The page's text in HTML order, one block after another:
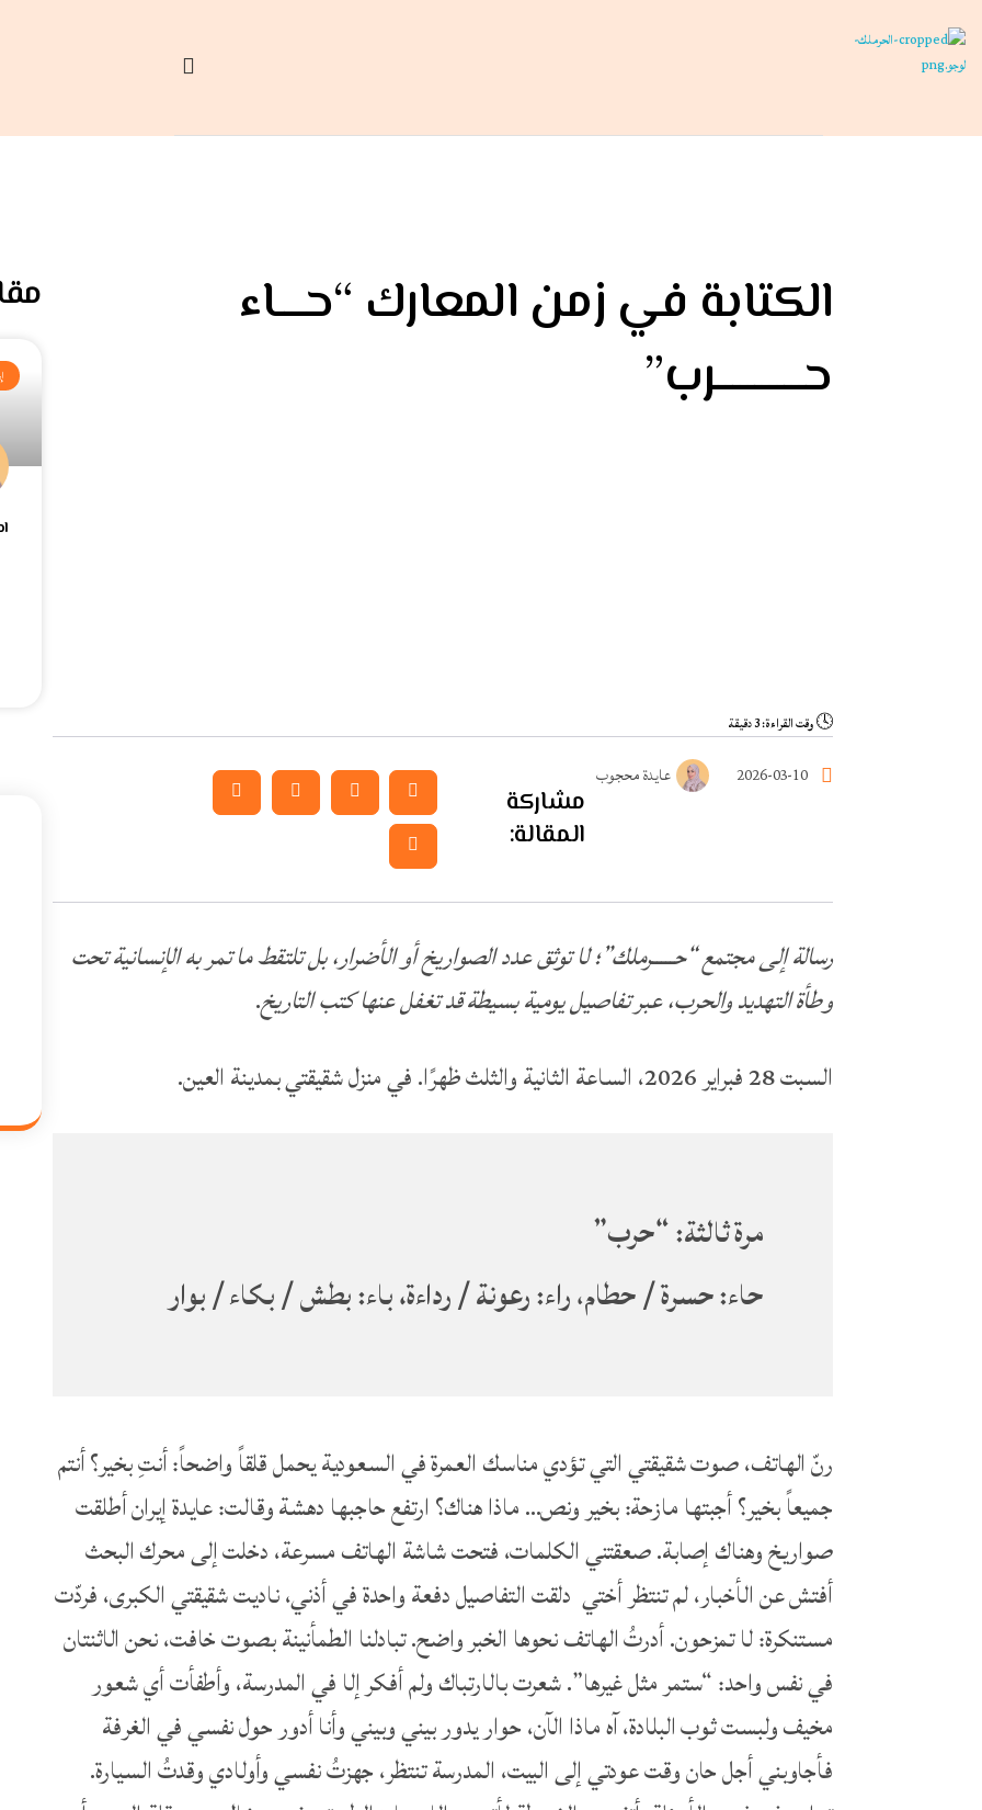
الكتابة في زمن المعارك “حــــاء
حــــــــــــرب”
🕓وقت القراءة: 3 دقيقة
2026-03-10 عايدة محجوب
مشاركة
المقالة:
رسالة إلى مجتمع “حـــــرملك”؛ لا توثق عدد الصواريخ أو الأضرار، بل تلتقط ما تمر به الإنسانية تحت
وطأة التهديد والحرب، عبر تفاصيل يومية بسيطة قد تغفل عنها كتب التاريخ.
السبت 28 فبراير 2026، الساعة الثانية والثلث ظهرًا. في منزل شقيقتي بمدينة العين.
مرة ثالثة: “حرب”
حاء: حسرة / حطام،راء: رعونة / رداءة، باء: بطش / بكاء / بوار
رنّ الهاتف، صوت شقيقتي التي تؤدي مناسك العمرة في السعودية يحمل قلقاً واضحاً: أنتِ بخير؟ أنتم
جميعاً بخير؟ أجبتها مازحة: بخير ونص… ماذا هناك؟ ارتفع حاجبها دهشة وقالت: عايدة إيران أطلقت
صواريخ وهناك إصابة. صعقتني الكلمات، فتحت شاشة الهاتف مسرعة، دخلت إلى محرك البحث
أفتش عن الأخبار، لم تنتظر أختي دلقت التفاصيل دفعة واحدة في أذني، ناديت شقيقتي الكبرى، فردّت
مستنكرة: لا تمزحون. أدرتُ الهاتف نحوها الخبر واضح. تبادلنا الطمأنينة بصوت خافت، نحن الاثنتان
في نفس واحد: “ستمر مثل غيرها”. شعرت بالارتباك ولم أفكر إلا في المدرسة، وأطفأت أي شعور
مخيف ولبست ثوب البلادة، آه ماذا الآن، حوار يدور بيني وبيني وأنا أدور حول نفسي في الغرفة
فأجاوبني أجل حان وقت عودتي إلى البيت، المدرسة تنتظر، جهزتُ نفسي وأولادي وقدتُ السيارة.